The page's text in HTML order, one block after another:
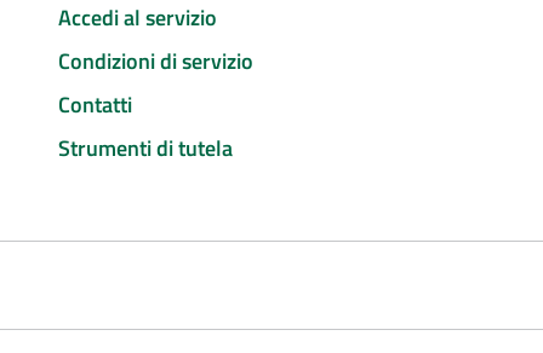
Accedi al servizio
Condizioni di servizio
Contatti
Strumenti di tutela